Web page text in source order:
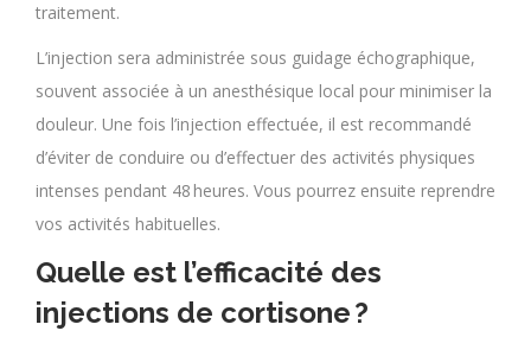
traitement.
L’injection sera administrée sous guidage échographique,
souvent associée à un anesthésique local pour minimiser la
douleur. Une fois l’injection effectuée, il est recommandé
d’éviter de conduire ou d’effectuer des activités physiques
intenses pendant 48 heures. Vous pourrez ensuite reprendre
vos activités habituelles.
Quelle est l’efficacité des
injections de cortisone ?